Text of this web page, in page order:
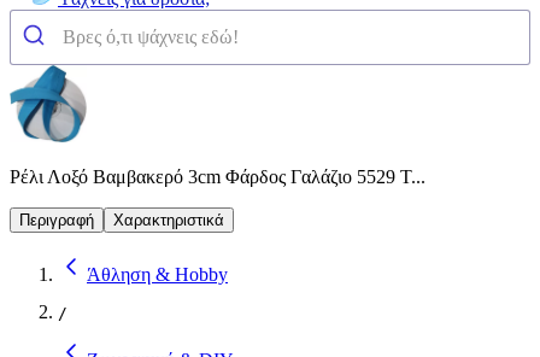
Ρέλι Λοξό Βαμβακερό 3cm Φάρδος Γαλάζιο 5529 Τ...
Περιγραφή Χαρακτηριστικά
Άθληση & Hobby
/